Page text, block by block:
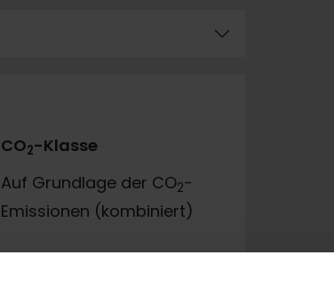
CO2-Klasse
Auf Grundlage der CO2-
Emissionen (kombiniert)